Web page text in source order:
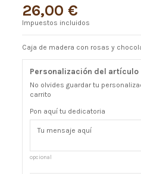
26,00 €
Impuestos incluidos
Caja de madera con rosas y
Personalización del artículo
No olvides guardar tu
carrito
Pon aquí tu dedicatoria
opcional